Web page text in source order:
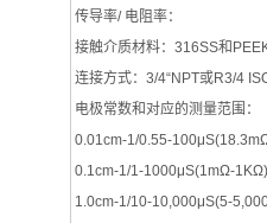
传导率/ 电阻率：
接触介质材料：316SS和
连接方式：3/4“NPT或R3/4
电极常数和对应的测量范围：
0.01cm-1/0.55-
0.1cm-1/1-1000μS(1mΩ-1KΩ)
1.0cm-1/10-10,000μS(5-